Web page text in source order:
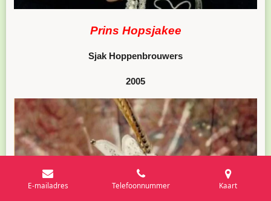
Prins Hopsjakee
Sjak Hoppenbrouwers
2005
E-mailadres Telefoonnummer Kaart